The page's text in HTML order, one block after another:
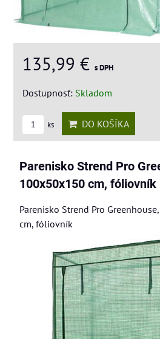
135,99 € s DPH
Dostupnosť: Skladom
ks DO KOŠÍKA
Parenisko Strend Pro
100x50x150 cm, fóliovník
Parenisko Strend Pro
cm, fóliovník